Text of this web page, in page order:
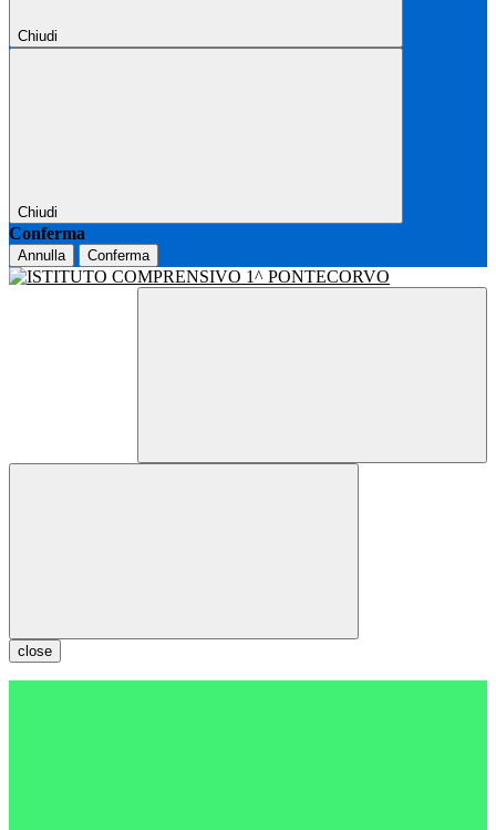
Chiudi
Chiudi
Conferma
Annulla Conferma
close